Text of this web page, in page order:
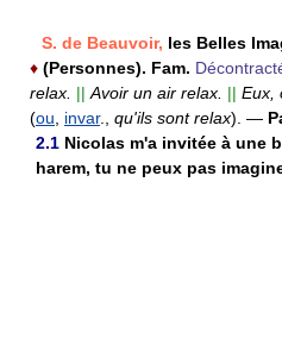
S. de Beauvoir, les Belles
♦ (Personnes). Fam.
relax. || Avoir un air relax. || Eux,
(ou, invar., qu'ils sont relax). —
2.1 Nicolas m'a invitée à une
harem, tu ne peux pas